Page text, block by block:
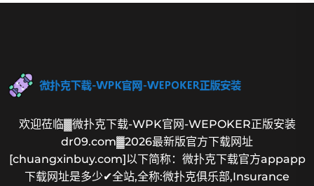
欢迎莅临▓微扑克下载-WPK官网-WEPOKER正版安装
dr09.com▓2026最新版官方下载网址
[chuangxinbuy.com]以下简称：微扑克下载官方appapp
下载网址是多少✔全站,全称:微扑克俱乐部,Insurance